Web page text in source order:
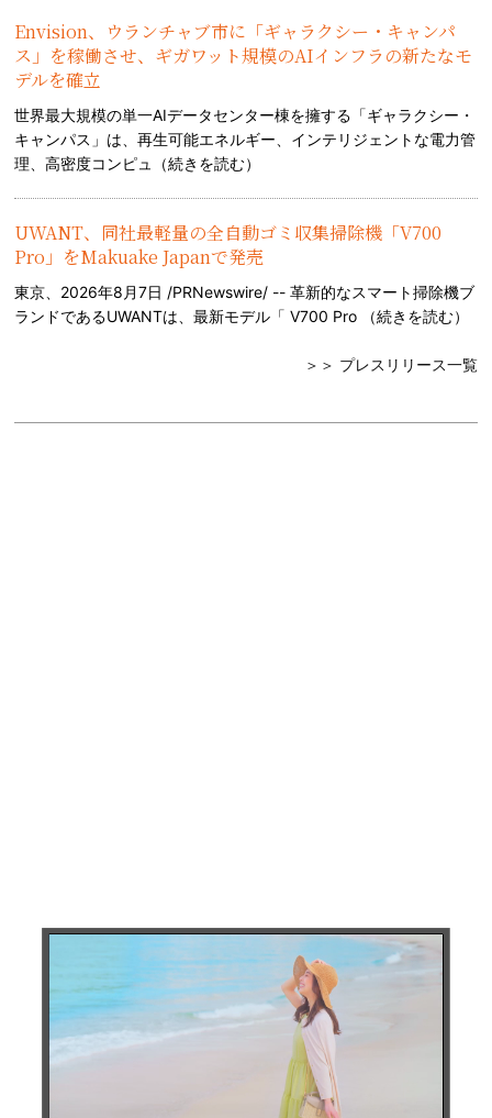
Envision、ウランチャブ市に「ギャラクシー・キャンパ
ス」を稼働させ、ギガワット規模のAIインフラの新たなモ
デルを確立
世界最大規模の単一AIデータセンター棟を擁する「ギャラクシー・
キャンパス」は、再生可能エネルギー、インテリジェントな電力管
理、高密度コンピュ（続きを読む）
UWANT、同社最軽量の全自動ゴミ収集掃除機「V700
Pro」をMakuake Japanで発売
東京、2026年8月7日 /PRNewswire/ -- 革新的なスマート掃除機ブ
ランドであるUWANTは、最新モデル「 V700 Pro （続きを読む）
＞＞ プレスリリース一覧